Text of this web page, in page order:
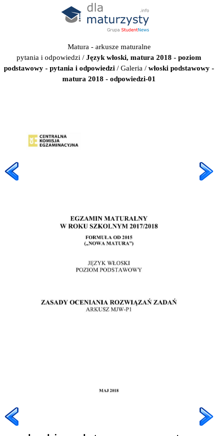
Matura - arkusze maturalne
pytania i odpowiedzi / Język włoski, matura 2018 - poziom
podstawowy - pytania i odpowiedzi / Galeria / włoski podstawowy -
matura 2018 - odpowiedzi-01